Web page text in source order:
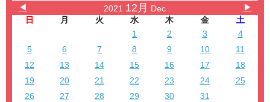
◀ 2021 12月 Dec
▶
日
月 火 水 木 金
土
1
2 3
4
5
6 7 8 9 10
11
12
13 14 15 16 17
18
19
20 21 22 23 24
25
26
27 28 29 30 31